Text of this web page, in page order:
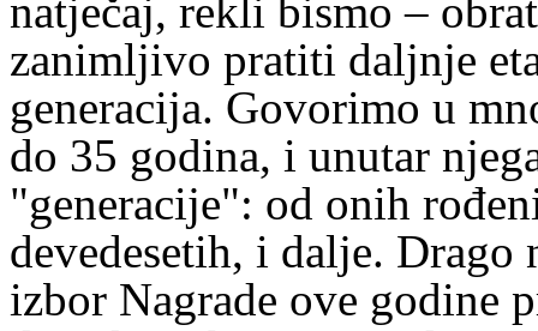
natječaj, rekli bismo –
zanimljivo pratiti daljnje
generacija. Govorimo u
do 35 godina, i unutar
"generacije": od onih
devedesetih, i dalje.
izbor Nagrade ove godine